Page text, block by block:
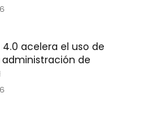
4.0 acelera el uso de
de